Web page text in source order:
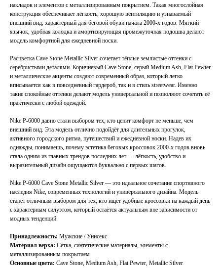
накладок и элементов с металлизированным покрытием. Такая многослойная
конструкция обеспечивает лёгкость, хорошую вентиляцию и узнаваемый
внешний вид, характерный для беговой обуви начала 2000-х годов. Мягкий
язычок, удобная колодка и амортизирующая промежуточная подошва делают
модель комфортной для ежедневной носки.
Расцветка Cave Stone Metallic Silver сочетает тёплые землистые оттенки с
серебристыми деталями. Коричневый Cave Stone, серый Medium Ash, Flat Pewter
и металлические акценты создают современный образ, который легко
вписывается как в повседневный гардероб, так и в стиль streetwear. Именно
такие спокойные оттенки делают модель универсальной и позволяют сочетать её
практически с любой одеждой.
Nike P-6000 давно стали выбором тех, кто ценит комфорт не меньше, чем
внешний вид. Эта модель отлично подойдёт для длительных прогулок,
активного городского ритма, путешествий и ежедневной носки. Надев их
однажды, понимаешь, почему эстетика беговых кроссовок 2000-х годов вновь
стала одним из главных трендов последних лет — лёгкость, удобство и
выразительный дизайн ощущаются буквально с первых шагов.
Nike P-6000 Cave Stone Metallic Silver — это идеальное сочетание спортивного
наследия Nike, современных технологий и универсального дизайна. Модель
станет отличным выбором для тех, кто ищет удобные кроссовки на каждый день
с характерным силуэтом, который остаётся актуальным вне зависимости от
модных тенденций.
Принадлежность: Мужские / Унисекс
Материал верха: Сетка, синтетические материалы, элементы с
металлизированным покрытием
Основные цвета: Cave Stone, Medium Ash, Flat Pewter, Metallic Silver